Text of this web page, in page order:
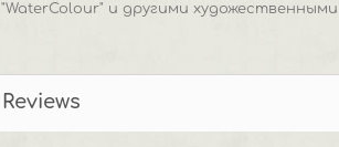
"WaterColour" и другими
Reviews